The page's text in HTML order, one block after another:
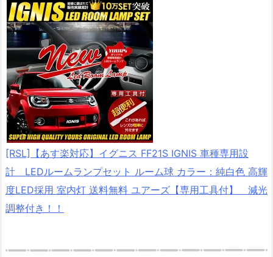
[RSL]【あす楽対応】イグニス FF21S IGNIS 車種専用設
計 LEDルームランプセット ルーム球 カラー：純白色 高輝
度LED採用 室内灯 送料無料 ユアーズ【専用工具付】 減光
調整付き！！